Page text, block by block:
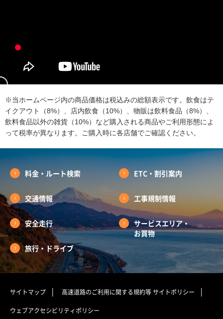
※当ホームページ内の商品価格は税込みの総額表示です。飲食はテ
イクアウト（8%）、店内飲食（10%）、物販は飲料食品（8%）、
飲料食品以外の雑貨（10%）など購入される商品やご利用形態によ
って税率が異なります。ご購入時に各店舗でご確認ください。
料金・ルート検索 ETC・割引案内
交通情報 工事規制情報
安全走行
サービスエリア・
お買物
旅行・ドライブ
サイトマップ 高速道路のご利用に関する規約等サイトポリシー
ウェブアクセシビリティポリシー